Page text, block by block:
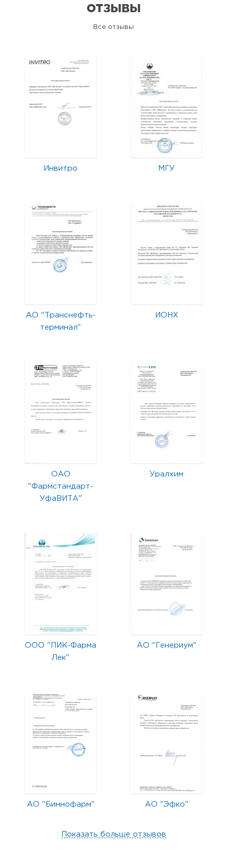
ОТЗЫВЫ
Все отзывы
Инвитро МГУ
АО "Транснефть-
терминал"
ИОНХ
ОАО
"Фармстандарт-
УфаВИТА"
Уралхим
ООО "ПИК-Фарма
Лек"
АО "Генериум"
АО "Биннофарм" АО "Эфко"
Показать больше отзывов